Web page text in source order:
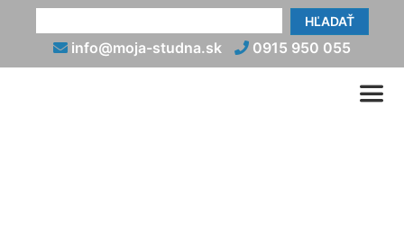
HĽADAŤ
info@moja-studna.sk 0915 950 055